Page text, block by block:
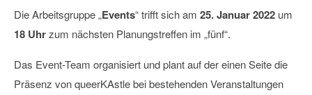
Die Arbeitsgruppe „Events“ trifft sich am 25. Januar 2022 um
18 Uhrzum nächsten Planungstreffen im „fünf“.
Das Event-Team organisiert und plant auf der einen Seite die
Präsenz von queerKAstle bei bestehenden Veranstaltungen